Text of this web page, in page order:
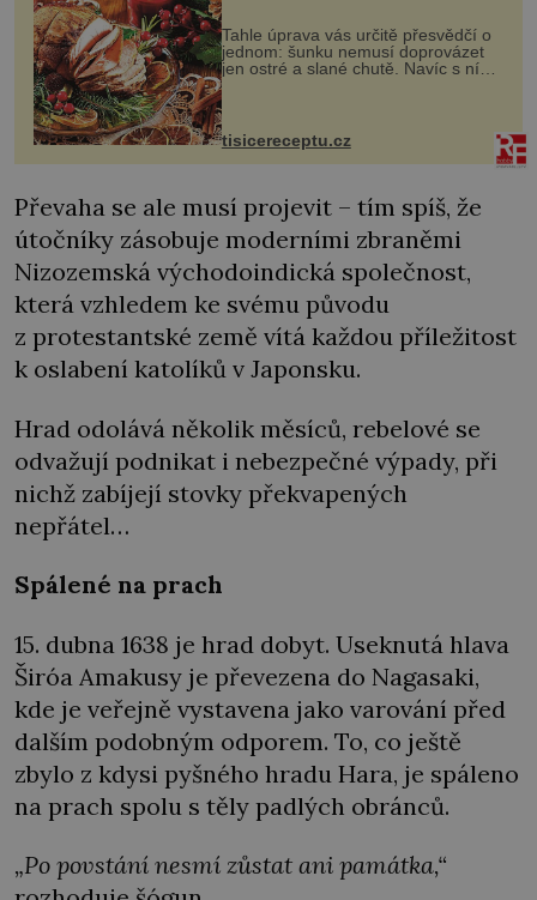
Tahle úprava vás určitě přesvědčí o
jednom: šunku nemusí doprovázet
jen ostré a slané chutě. Navíc s ní
nakrmíte poměrně hodně hladových
krků. Ingredience sádlo 3 kg šunky
vcelku 3 stroužky česneku hl...
tisicereceptu.cz
Převaha se ale musí projevit – tím spíš, že
útočníky zásobuje moderními zbraněmi
Nizozemská východoindická společnost,
která vzhledem ke svému původu
z protestantské země vítá každou příležitost
k oslabení katolíků v Japonsku.
Hrad odolává několik měsíců, rebelové se
odvažují podnikat i nebezpečné výpady, při
nichž zabíjejí stovky překvapených
nepřátel…
Spálené na prach
15. dubna 1638 je hrad dobyt. Useknutá hlava
Širóa Amakusy je převezena do Nagasaki,
kde je veřejně vystavena jako varování před
dalším podobným odporem. To, co ještě
zbylo z kdysi pyšného hradu Hara, je spáleno
na prach spolu s těly padlých obránců.
„Po povstání nesmí zůstat ani památka,“